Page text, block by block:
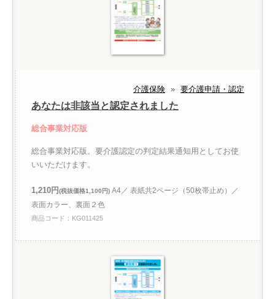
介護保険 » 要介護申請・認定
あなたは非該当と認定されました
総合事業対応版
総合事業対応版。要介護認定の判定結果通知用としてお使
いいただけます。
1,210円(税抜価格1,100円) A4／ 表紙共2ページ（50枚帯止め）／
表面カラー、裏面２色
商品コード：KG011425